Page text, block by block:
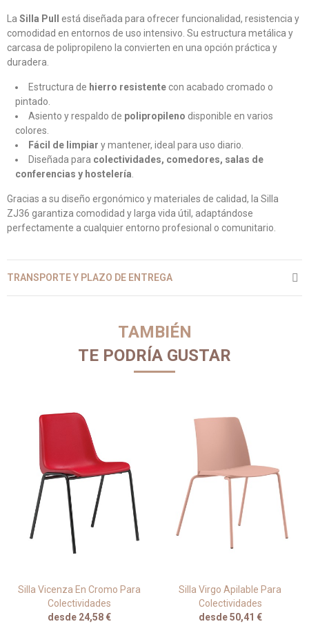
La Silla Pull
está diseñada para ofrecer funcionalidad, resistencia y
comodidad en entornos de uso intensivo. Su estructura metálica y
carcasa de polipropileno la convierten en una opción práctica y
duradera.
Estructura de hierro resistente con acabado cromado o
pintado.
Asiento y respaldo de polipropileno disponible en varios
colores.
Fácil de limpiar y mantener, ideal para uso diario.
Diseñada para colectividades, comedores, salas de
conferencias y hostelería
Gracias a su diseño ergonómico y materiales de calidad, la Silla
ZJ36 garantiza comodidad y larga vida útil, adaptándose
perfectamente a cualquier entorno profesional o comunitario.
TRANSPORTE Y PLAZO DE ENTREGA
TAMBIÉN
TE PODRÍA GUSTAR
Silla Vicenza En Cromo Para
Colectividades
desde 24,58 €
Silla Virgo Apilable Para
Colectividades
desde 50,41 €